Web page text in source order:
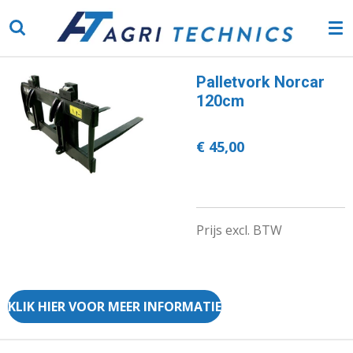
direct
hoofdinhoud
Palletvork Norcar
120cm
€ 45,00
Prijs excl. BTW
KLIK HIER VOOR MEER INFORMATIE